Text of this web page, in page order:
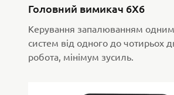
Головний вимикач 6X6
Керування запалюванням
систем від одного до чотирьох
робота, мінімум зусиль.